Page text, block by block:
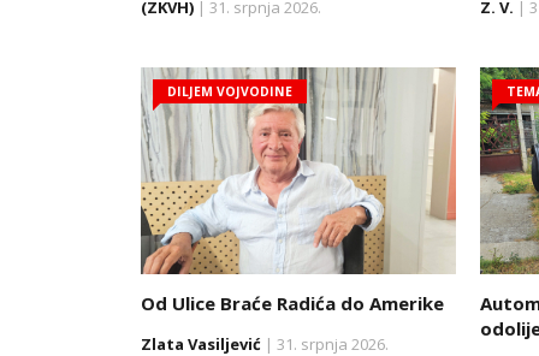
(ZKVH) | 31. srpnja 2026. Z. V. |
DILJEM VOJVODINE
Od Ulice Braće Radića do Amerike
Zlata Vasiljević | 31. srpnja 2026.